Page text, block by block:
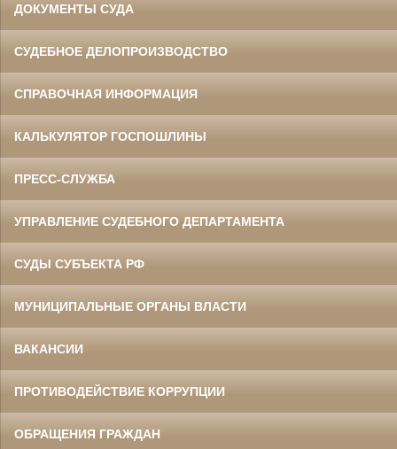
ДОКУМЕНТЫ СУДА
СУДЕБНОЕ ДЕЛОПРОИЗВОДСТВО
СПРАВОЧНАЯ ИНФОРМАЦИЯ
КАЛЬКУЛЯТОР ГОСПОШЛИНЫ
ПРЕСС-СЛУЖБА
УПРАВЛЕНИЕ СУДЕБНОГО ДЕПАРТАМЕНТА
СУДЫ СУБЪЕКТА РФ
МУНИЦИПАЛЬНЫЕ ОРГАНЫ ВЛАСТИ
ВАКАНСИИ
ПРОТИВОДЕЙСТВИЕ КОРРУПЦИИ
ОБРАЩЕНИЯ ГРАЖДАН